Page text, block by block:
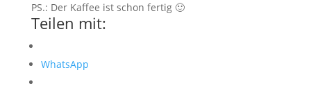
PS.: Der Kaffee ist schon fertig 🙂
Teilen mit:
WhatsApp